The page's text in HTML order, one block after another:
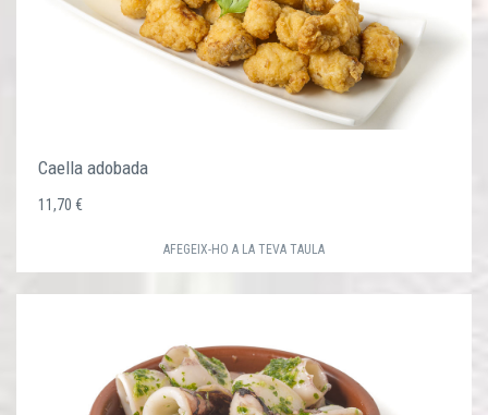
Caella adobada
11,70 €
AFEGEIX-HO A LA TEVA TAULA